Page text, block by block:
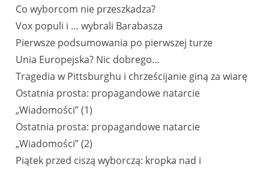
Co wyborcom nie przeszkadza?
Vox populi i … wybrali Barabasza​
Pierwsze podsumowania po pierwszej turze​
Unia Europejska? Nic dobrego…​
Tragedia w Pittsburghu i chrześcijanie giną za wiarę
Ostatnia prosta: propagandowe natarcie
„Wiadomości” (1)
Ostatnia prosta: propagandowe natarcie
„Wiadomości” (2)
Piątek przed ciszą wyborczą: kropka nad i​